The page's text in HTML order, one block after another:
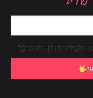
תוכן ופרסום"